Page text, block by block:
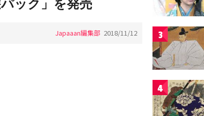
ック」を発売
Japaaan編集部 2018/11/12 3
4